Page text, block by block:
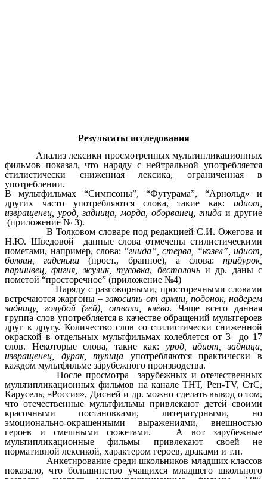
Результаты исследования
Анализ лексики просмотренных мультипликационных
фильмов показал, что наряду с нейтральной употребляется
стилистически сниженная лексика, ограниченная в
употреблении.
В мультфильмах “Симпсоны”, “Футурама”, “Арнольд» и
других часто употребляются слова, такие как: идиот,
извращенец, урод, задница, морда, оборванец, гнида и другие
(приложение № 3).
В Толковом словаре под редакцией С.И. Ожегова и
Н.Ю. Шведовой данные слова отмечены стилистическими
пометами, например, слова: “гнида”, стерва, “козел”, идиот,
болван, гаденыш (прост., бранное), а слова:придурок,
паршивец, фигня, жулик, тусовка, бестолочь и др. даны с
пометой “просторечное” (приложение №4)
Наряду с разговорными, просторечными словами
встречаются жаргоны –закосить от армии, подонок, надерем
задницу, голубой (гей), отвали, клёво. Чаще всего данная
группа слов употребляется в качестве обращений мультгероев
друг к другу. Количество слов со стилистически сниженной
окраской в отдельных мультфильмах колеблется от 3 до 17
слов. Некоторые слова, такие как: урод, идиот, задница,
извращенец, дурак, тупица употребляются практически в
каждом мультфильме зарубежного производства.
После просмотра зарубежных и отечественных
мультипликационных фильмов на канале ТНТ, Рен-ТV, СтС,
Карусель, «Россия», Дисней и др. можно сделать вывод о том,
что отечественные мультфильмы привлекают детей своими
красочными постановками, литературными, но
эмоционально-окрашенными выражениями, внешностью
героев и смешными сюжетами. А вот зарубежные
мультипликационные фильмы привлекают своей не
нормативной лексикой, характером героев, драками и т.п.
Анкетирование среди школьников младших классов
показало, что большинство учащихся младшего школьного